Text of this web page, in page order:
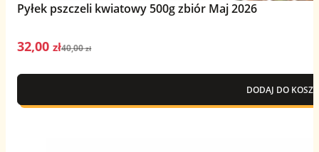
Pyłek pszczeli kwiatowy 500g zbiór Maj 2026
40,00złPierwotna
40,00 zł.
32,00zł
Aktualna
32,00 zł.
DODAJ DO